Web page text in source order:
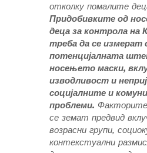
отколку помалите
Придобивките од
деца за контрола на
треба да се измерат
потенцијалната
носењето маски,
изводливост и
социјалните и
проблеми.
се земат предвид
возрасни групи,
контекстуални